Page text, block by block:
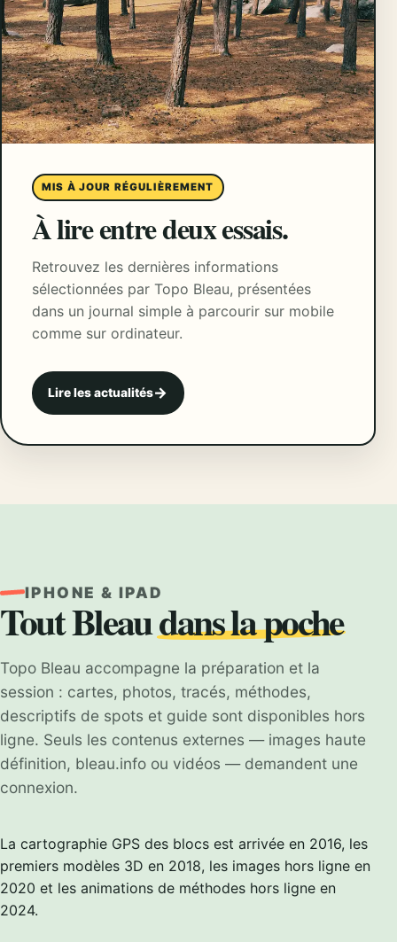
MIS À JOUR RÉGULIÈREMENT
À lire entre deux essais.
Retrouvez les dernières informations
sélectionnées par Topo Bleau, présentées
dans un journal simple à parcourir sur mobile
comme sur ordinateur.
Lire les actualités
IPHONE & IPAD
Tout Bleaudans la poche
Topo Bleau accompagne la préparation et la
session : cartes, photos, tracés, méthodes,
descriptifs de spots et guide sont disponibles hors
ligne. Seuls les contenus externes — images haute
définition, bleau.info ou vidéos — demandent une
connexion.
La cartographie GPS des blocs est arrivée en 2016, les
premiers modèles 3D en 2018, les images hors ligne en
2020 et les animations de méthodes hors ligne en
2024.